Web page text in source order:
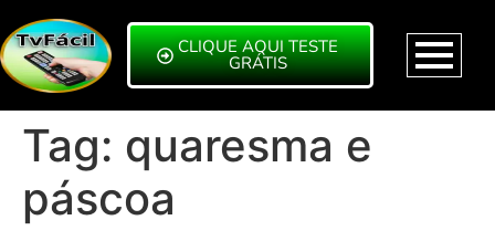
CLIQUE AQUI TESTE
GRÁTIS
Tag: quaresma e
páscoa